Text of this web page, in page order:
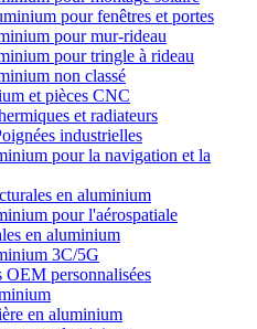
pour fenêtres et portes
pour mur-rideau
pour tringle à rideau
non classé
et pièces CNC
et radiateurs
industrielles
pour la navigation et la
en aluminium
pour l'aérospatiale
en aluminium
3C/5G
OEM personnalisées
en aluminium